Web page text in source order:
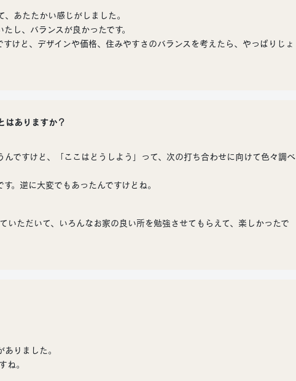
あたたかい感じがしました。
し、バランスが良かったです。
けど、デザインや価格、住みやすさのバランスを考えたら、やっぱりじょ
はありますか？
ですけど、「ここはどうしよう」って、次の打ち合わせに向けて色々調べ
。逆に大変でもあったんですけどね。
いただいて、いろんなお家の良い所を勉強させてもらえて、楽しかったで
りました。
ね。